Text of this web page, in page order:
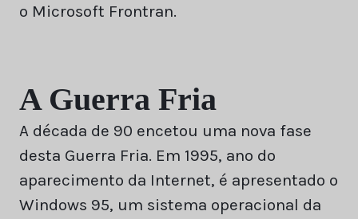
o Microsoft Frontran.
A Guerra Fria
A década de 90 encetou uma nova fase
desta Guerra Fria. Em 1995, ano do
aparecimento da Internet, é apresentado o
Windows 95, um sistema operacional da